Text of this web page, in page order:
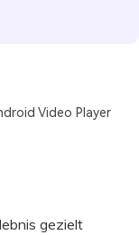
Video Player
gezielt